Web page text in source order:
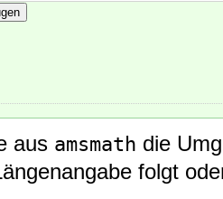
aus amsmath die
folgt